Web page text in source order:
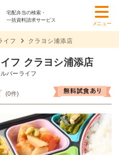
宅配弁当の検索・
一括資料請求サービス
メニュー
イフ クラヨシ浦添店
フ クラヨシ浦添店
バーライフ
(0件)